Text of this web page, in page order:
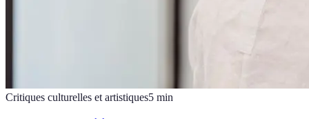
Critiques culturelles et artistiques5 min